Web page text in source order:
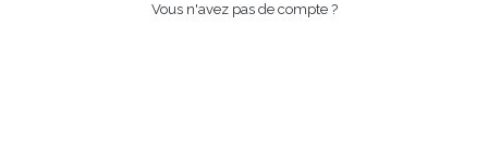
Vous n'avez pas de compte ?